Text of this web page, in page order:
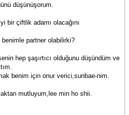
düşünüşorum.
bir çiftlik adamı olacağını
benimle partner olabilirki?
hep şaşırtıcı olduğunu düşündüm ve
benim için onur verici,sunbae-nim.
mutluyum,lee min ho shii.